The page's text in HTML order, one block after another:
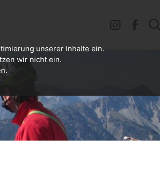
unserer Inhalte ein.
wir nicht ein.